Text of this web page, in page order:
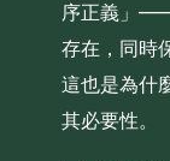
序正義」
存在，同時
這也是為什
其必要性。